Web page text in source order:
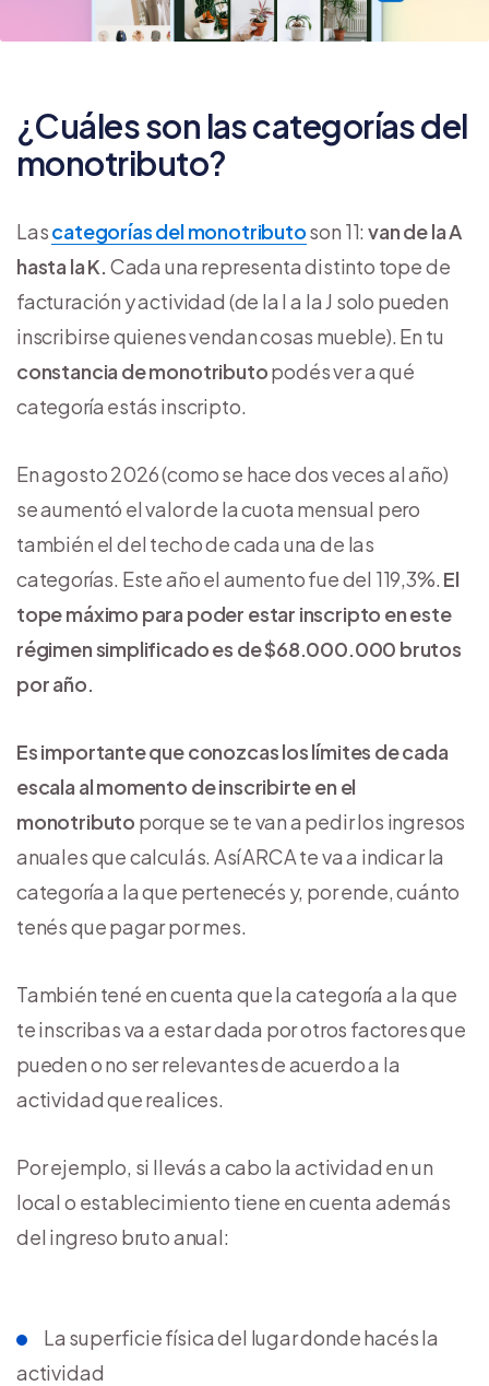
¿Cuáles son las categorías del
monotributo?
Lascategorías del monotributoson 11: van de la A
hasta la K. Cada una representa distinto tope de
facturación y actividad (de la I a la J solo pueden
inscribirse quienes vendan cosas mueble). En tu
constancia de monotributopodés ver a qué
categoría estás inscripto.
En agosto 2026 (como se hace dos veces al año)
se aumentó el valor de la cuota mensual pero
también el del techo de cada una de las
categorías. Este año el aumento fue del 119,3%. El
tope máximo para poder estar inscripto en este
régimen simplificado es de $68.000.000 brutos
por año.
Es importante que conozcas los límites de cada
escala al momento de inscribirte en el
monotributo porque se te van a pedir los ingresos
anuales que calculás. Así ARCA te va a indicar la
categoría a la que pertenecés y, por ende, cuánto
tenés que pagar por mes.
También tené en cuenta que la categoría a la que
te inscribas va a estar dada por otros factores que
pueden o no ser relevantes de acuerdo a la
actividad que realices.
Por ejemplo, si llevás a cabo la actividad en un
local o establecimiento tiene en cuenta además
del ingreso bruto anual:
La superficie física del lugar donde hacés la
actividad